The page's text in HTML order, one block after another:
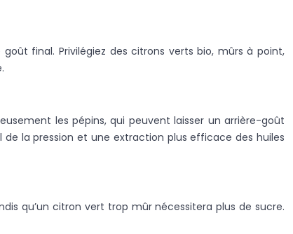
final. Privilégiez des citrons verts bio, mûrs à point,
les pépins, qui peuvent laisser un arrière-goût
la pression et une extraction plus efficace des huiles
qu’un citron vert trop mûr nécessitera plus de sucre.